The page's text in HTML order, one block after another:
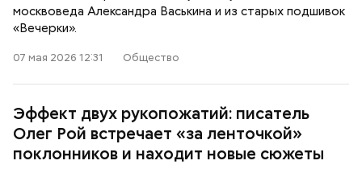
москвоведа Александра Васькина и из старых подшивок
«Вечерки».
07 мая 2026 12:31 Общество
Эффект двух рукопожатий: писатель
Олег Рой встречает «за ленточкой»
поклонников и находит новые сюжеты